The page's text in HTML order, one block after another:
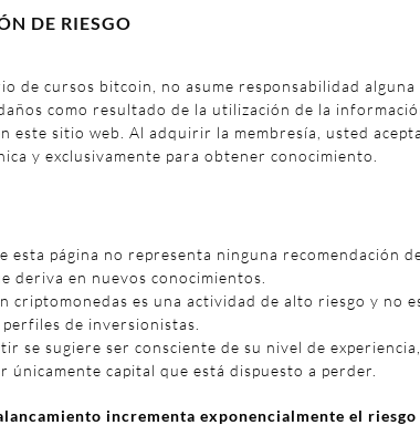
DE RIESGO
de cursos bitcoin, no asume responsabilidad alguna
como resultado de la utilización de la
este sitio web. Al adquirir la membresía, usted
y exclusivamente para obtener conocimiento.
esta página no representa ninguna recomendación
deriva en nuevos conocimientos.
criptomonedas es una actividad de alto riesgo y no
de inversionistas.
se sugiere ser consciente de su nivel de
únicamente capital que está dispuesto a perder.
incrementa exponencialmente el riesgo